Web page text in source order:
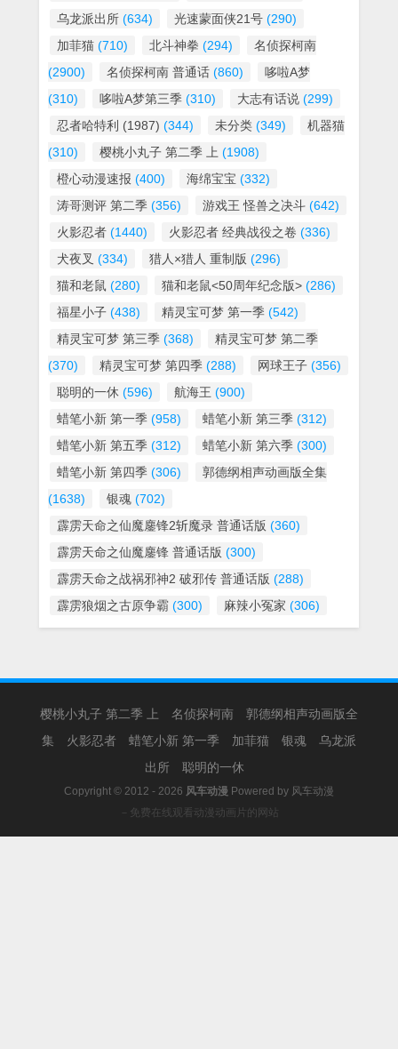
乌龙派出所 (634) 光速蒙面侠21号 (290)
加菲猫 (710) 北斗神拳 (294)
名侦探柯南
(2900)
名侦探柯南 普通话 (860)
哆啦A梦
(310)
哆啦A梦第三季 (310) 大志有话说 (299)
忍者哈特利 (1987) (344) 未分类 (349)
机器猫
(310)
樱桃小丸子 第二季 上 (1908)
橙心动漫速报 (400) 海绵宝宝 (332)
涛哥测评 第二季 (356) 游戏王 怪兽之决斗 (642)
火影忍者 (1440) 火影忍者 经典战役之卷 (336)
犬夜叉 (334) 猎人×猎人 重制版 (296)
猫和老鼠 (280) 猫和老鼠<50周年纪念版> (286)
福星小子 (438) 精灵宝可梦 第一季 (542)
精灵宝可梦 第三季 (368)
精灵宝可梦 第二季
(370)
精灵宝可梦 第四季 (288) 网球王子 (356)
聪明的一休 (596) 航海王 (900)
蜡笔小新 第一季 (958) 蜡笔小新 第三季 (312)
蜡笔小新 第五季 (312) 蜡笔小新 第六季 (300)
蜡笔小新 第四季 (306)
郭德纲相声动画版全集
(1638)
银魂 (702)
霹雳天命之仙魔鏖锋2斩魔录 普通话版 (360)
霹雳天命之仙魔鏖锋 普通话版 (300)
霹雳天命之战祸邪神2 破邪传 普通话版 (288)
霹雳狼烟之古原争霸 (300) 麻辣小冤家 (306)
樱桃小丸子 第二季 上 名侦探柯南
郭德纲相声动画版全
集
火影忍者 蜡笔小新 第一季 加菲猫 银魂
乌龙派
出所
聪明的一休
Copyright © 2012 - 2026 风车动漫 Powered by 风车动漫
－免费在线观看动漫动画片的网站